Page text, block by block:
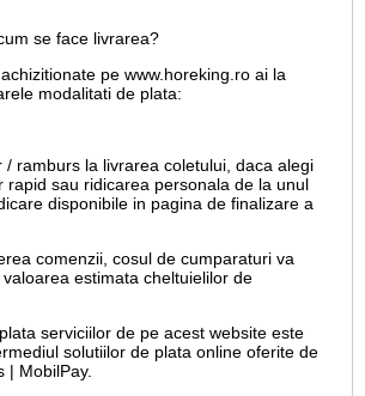
se face livrarea?
pe www.horeking.ro ai la
modalitati de plata:
/ ramburs la livrarea coletului, daca alegi
rapid sau ridicarea personala de la unul
disponibile in pagina de finalizare a
comenzii, cosul de cumparaturi va
estimata cheltuielilor de
plata serviciilor de pe acest website este
solutiilor de plata online oferite de
| MobilPay.